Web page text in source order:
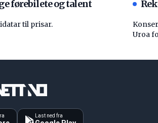
førebilete og talent
til prisar.
Uroa
Last ned fra